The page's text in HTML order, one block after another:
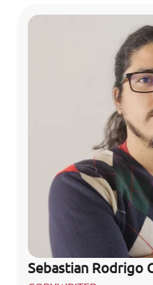
Sebastian Rodrigo